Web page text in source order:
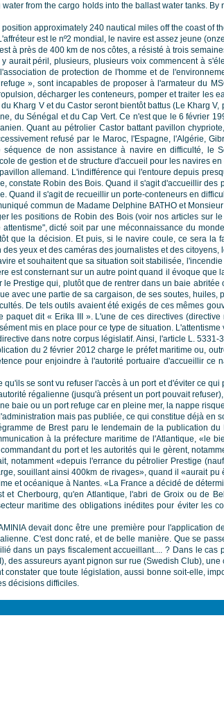
from the cargo holds into the ballast water tanks.
approximately 240 nautical miles off the coast of
est le nº2 mondial, le navire est assez jeune
à près de 400 km de nos côtes, a résisté à trois
aurait péril, plusieurs, plusieurs voix commencent à
de protection de l'homme et de
», sont incapables de proposer à l'armateur du
décharger les conteneurs, pomper et traiter les
Kharg V et du Castor seront bientôt battus (Le Kharg
du Sénégal et du Cap Vert. Ce n'est que le 6 février
Quant au pétrolier Castor battant pavillon
refusé par le Maroc, l'Espagne, l'Algérie,
séquence de non assistance à navire en difficulté, le
de gestion et de structure d'accueil pour les navires en
allemand. L'indifférence qui l'entoure depuis
constate Robin des Bois. Quand il s'agit d'accueillir
Quand il s'agit de recueillir un porte-conteneurs en
commun de Madame Delphine BATHO et
les positions de Robin des Bois (voir nos articles sur
dicté soit par une méconnaissance du
que la décision. Et puis, si le navire coule, ce sera la
yeux et des caméras des journalistes et des
et souhaitent que sa situation soit stabilisée,
consternant sur un autre point quand il évoque que
Prestige qui, plutôt que de rentrer dans un baie
avec une partie de sa cargaison, de ses soutes, huiles,
De tels outils avaient été exigés de ces mêmes
dit « Erika III ». L'une de ces directives
mis en place pour ce type de situation.
dans notre corpus législatif. Ainsi, l'article L.
du 2 février 2012 charge le préfet maritime ou,
pour enjoindre à l'autorité portuaire d'accueillir
se sont vu refuser l'accès à un port et d'éviter ce
régalienne (jusqu'à présent un port pouvait
baie ou un port refuge car en pleine mer, la nappe
mais pas publiée, ce qui constitue déjà
de Brest paru le lendemain de la publication
à la préfecture maritime de l'Atlantique, «le
du port et les autorités qui le gèrent,
notamment «depuis l'errance du pétrolier Prestige
souillant ainsi 400km de rivages», quand il «aurait
et océanique à Nantes. «La France a décidé de
et Cherbourg, qu'en Atlantique, l'abri de Groix ou de
maritime des obligations inédites pour éviter les
devait donc être une première pour
C'est donc raté, et de belle manière. Que se
dans un pays fiscalement accueillant.... ? Dans le
des assureurs ayant pignon sur rue (Swedish Club),
constater que toute législation, aussi bonne soit-elle,
décisions difficiles.